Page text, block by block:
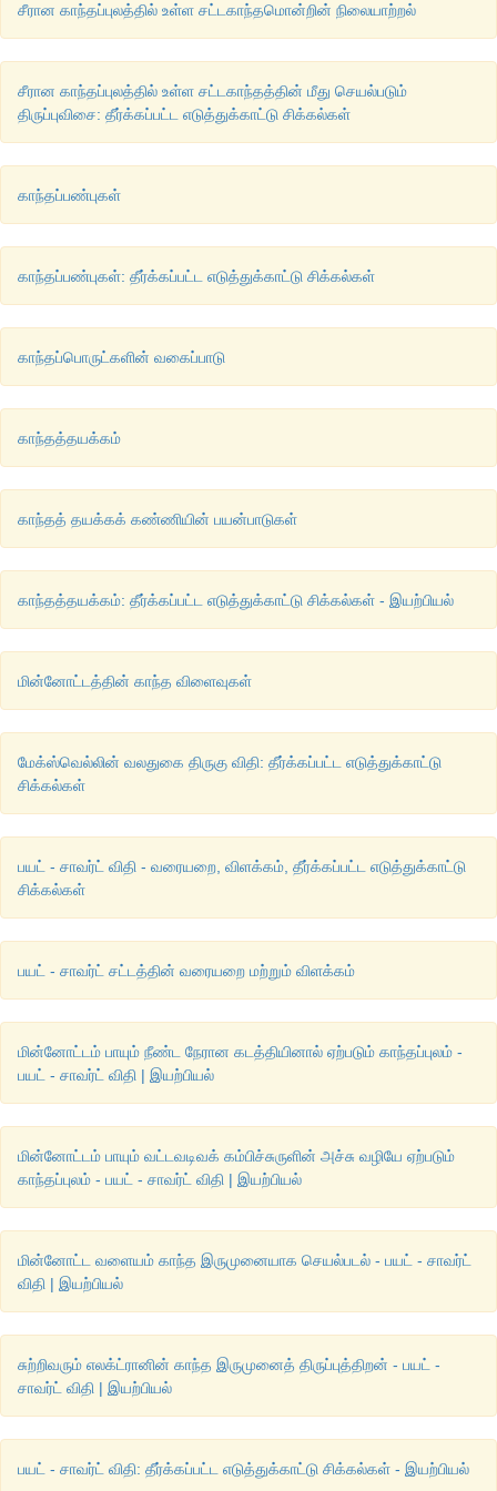
s
சீரான காந்தப்புலத்தில் உள்ள சட்டகாந்தமொன்றின் நிலையாற்றல்
சீரான காந்தப்புலத்தில் உள்ள சட்டகாந்தத்தின் மீது செயல்படும்
திருப்புவிசை: தீர்க்கப்பட்ட எடுத்துக்காட்டு சிக்கல்கள்
காந்தப்பண்புகள்
காந்தப்பண்புகள்: தீர்க்கப்பட்ட எடுத்துக்காட்டு சிக்கல்கள்
காந்தப்பொருட்களின் வகைப்பாடு
காந்தத்தயக்கம்
காந்தத் தயக்கக் கண்ணியின் பயன்பாடுகள்
காந்தத்தயக்கம்: தீர்க்கப்பட்ட எடுத்துக்காட்டு சிக்கல்கள் - இயற்பியல்
மின்னோட்டத்தின் காந்த விளைவுகள்
மேக்ஸ்வெல்லின் வலதுகை திருகு விதி: தீர்க்கப்பட்ட எடுத்துக்காட்டு
சிக்கல்கள்
பயட் - சாவர்ட் விதி - வரையறை, விளக்கம், தீர்க்கப்பட்ட எடுத்துக்காட்டு
சிக்கல்கள்
பயட் - சாவர்ட் சட்டத்தின் வரையறை மற்றும் விளக்கம்
மின்னோட்டம் பாயும் நீண்ட நேரான கடத்தியினால் ஏற்படும் காந்தப்புலம் -
பயட் - சாவர்ட் விதி | இயற்பியல்
மின்னோட்டம் பாயும் வட்டவடிவக் கம்பிச்சுருளின் அச்சு வழியே ஏற்படும்
காந்தப்புலம் - பயட் - சாவர்ட் விதி | இயற்பியல்
மின்னோட்ட வளையம் காந்த இருமுனையாக செயல்படல் - பயட் - சாவர்ட்
விதி | இயற்பியல்
சுற்றிவரும் எலக்ட்ரானின் காந்த இருமுனைத் திருப்புத்திறன் - பயட் -
சாவர்ட் விதி | இயற்பியல்
பயட் - சாவர்ட் விதி: தீர்க்கப்பட்ட எடுத்துக்காட்டு சிக்கல்கள் - இயற்பியல்